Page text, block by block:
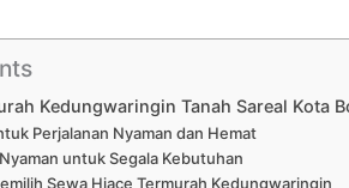
Kedungwaringin Tanah Sareal Kota
Perjalanan Nyaman dan Hemat
untuk Segala Kebutuhan
Sewa Hiace Termurah Kedungwaringin